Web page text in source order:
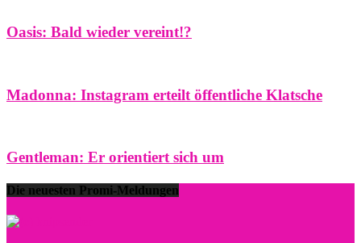
Oasis: Bald wieder vereint!?
Madonna: Instagram erteilt öffentliche Klatsche
Gentleman: Er orientiert sich um
Die neuesten Promi-Meldungen